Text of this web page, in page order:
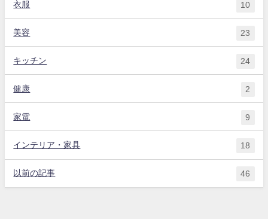
衣服 10
美容 23
キッチン 24
健康 2
家電 9
インテリア・家具 18
以前の記事 46